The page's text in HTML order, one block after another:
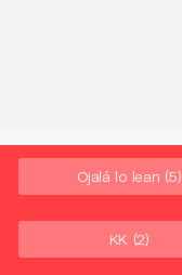
Ojalá lo lean (5)
KK (2)